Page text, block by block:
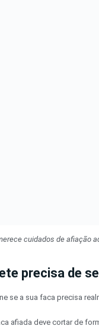
cuidados de afiação
precisa de
se a sua faca precisa
afiada deve cortar de